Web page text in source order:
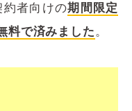
約者向けの期間限定
料で済みました 。